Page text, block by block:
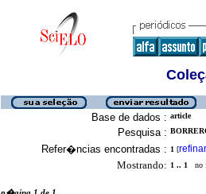
Base de dados : article
Pesquisa :
Refer�ncias encontradas : 1 [refinar
Mostrando: 1 .. 1 no